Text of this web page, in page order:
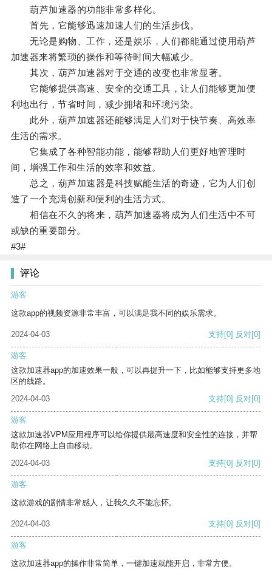
葫芦加速器的功能非常多样化。
首先，它能够迅速加速人们的生活步伐。
无论是购物、工作，还是娱乐，人们都能通过使用葫芦
加速器来将繁琐的操作和等待时间大幅减少。
其次，葫芦加速器对于交通的改变也非常显著。
它能够提供高速、安全的交通工具，让人们能够更加便
利地出行，节省时间，减少拥堵和环境污染。
此外，葫芦加速器还能够满足人们对于快节奏、高效率
生活的需求。
它集成了各种智能功能，能够帮助人们更好地管理时
间，增强工作和生活的效率和效益。
总之，葫芦加速器是科技赋能生活的奇迹，它为人们创
造了一个充满创新和便利的生活方式。
相信在不久的将来，葫芦加速器将成为人们生活中不可
或缺的重要部分。
#3#
评论
游客
这款app的视频资源非常丰富，可以满足我不同的娱乐需求。
2024-04-03 支持[0] 反对[0]
游客
这款加速器app的加速效果一般，可以再提升一下，比如能够支持更多地
区的线路。
2024-04-03
支持[0] 反对[0]
游客
这款加速器VPM应用程序可以给你提供最高速度和安全性的连接，并帮
助你在网络上自由移动。
2024-04-03
支持[0] 反对[0]
游客
这款游戏的剧情非常感人，让我久久不能忘怀。
2024-04-03 支持[0] 反对[0]
游客
这款加速器app的操作非常简单，一键加速就能开启，非常方便。